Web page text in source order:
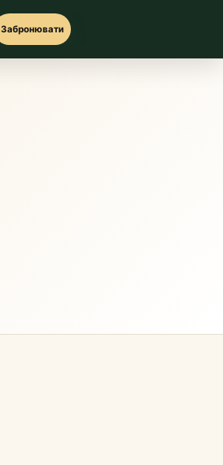
Забронювати